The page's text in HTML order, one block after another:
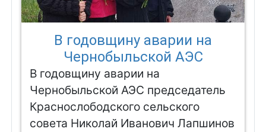
В годовщину аварии на
Чернобыльской АЭС
В годовщину аварии на
Чернобыльской АЭС председатель
Краснослободского сельского
совета Николай Иванович Лапшинов